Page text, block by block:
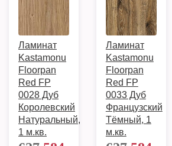
Ламинат
Kastamonu
Floorpan
Red FP
0028 Дуб
Королевский
Натуральный,
1 м.кв.
Ламинат
Kastamonu
Floorpan
Red FP
0033 Дуб
Французский
Тёмный, 1
м.кв.